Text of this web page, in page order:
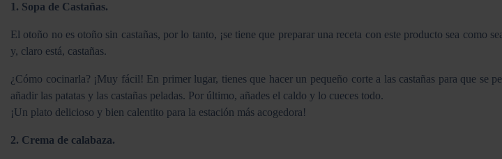
1. Sopa de Castañas.
El otoño no es otoño sin castañas, por lo tanto, ¡se tiene que preparar una receta con este producto sea como
y, claro está, castañas.
¿Cómo cocinarla? ¡Muy fácil! En primer lugar, tienes que hacer un pequeño corte a las castañas para que
añadir las patatas y las castañas peladas. Por último, añades el caldo y lo cueces todo.
¡Un plato delicioso y bien calentito para la estación más acogedora!
2. Crema de calabaza.